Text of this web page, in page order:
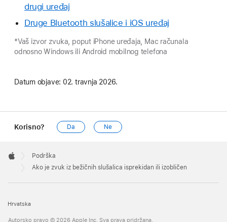
drugi uređaj
Druge Bluetooth slušalice i iOS uređaj
*Vaš izvor zvuka, poput iPhone uređaja, Mac računala
odnosno Windows ili Android mobilnog telefona
Datum objave: 02. travnja 2026.
Korisno? Da Ne
Footer

Apple
Podrška
Ako je zvuk iz bežičnih slušalica isprekidan ili izobličen
Hrvatska
Autorsko pravo © 2026 Apple Inc. Sva prava pridržana.